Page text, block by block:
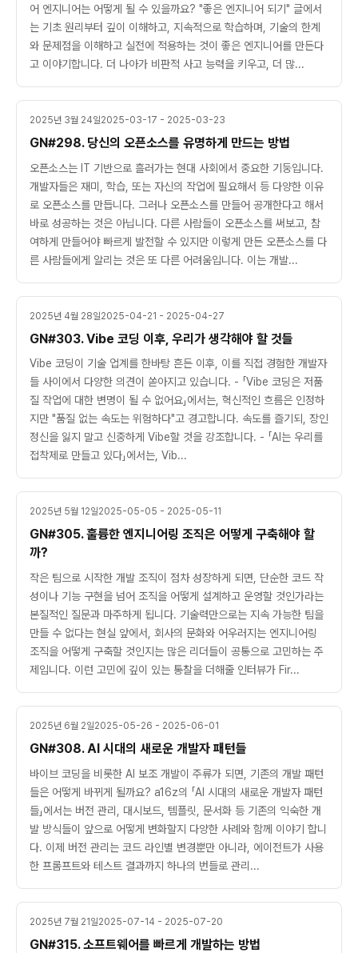
어 엔지니어는 어떻게 될 수 있을까요? "좋은 엔지니어 되기" 글에서
는 기초 원리부터 깊이 이해하고, 지속적으로 학습하며, 기술의 한계
와 문제점을 이해하고 실전에 적용하는 것이 좋은 엔지니어를 만든다
고 이야기합니다. 더 나아가 비판적 사고 능력을 키우고, 더 많...
2025년 3월 24일2025-03-17 - 2025-03-23
GN#298. 당신의 오픈소스를 유명하게 만드는 방법
오픈소스는 IT 기반으로 흘러가는 현대 사회에서 중요한 기둥입니다.
개발자들은 재미, 학습, 또는 자신의 작업에 필요해서 등 다양한 이유
로 오픈소스를 만듭니다. 그러나 오픈소스를 만들어 공개한다고 해서
바로 성공하는 것은 아닙니다. 다른 사람들이 오픈소스를 써보고, 참
여하게 만들어야 빠르게 발전할 수 있지만 이렇게 만든 오픈소스를 다
른 사람들에게 알리는 것은 또 다른 어려움입니다. 이는 개발...
2025년 4월 28일2025-04-21 - 2025-04-27
GN#303. Vibe 코딩 이후, 우리가 생각해야 할 것들
Vibe 코딩이 기술 업계를 한바탕 흔든 이후, 이를 직접 경험한 개발자
들 사이에서 다양한 의견이 쏟아지고 있습니다. - 「Vibe 코딩은 저품
질 작업에 대한 변명이 될 수 없어요」에서는, 혁신적인 흐름은 인정하
지만 "품질 없는 속도는 위험하다"고 경고합니다. 속도를 즐기되, 장인
정신을 잃지 말고 신중하게 Vibe할 것을 강조합니다. - 「AI는 우리를
접착제로 만들고 있다」에서는, Vib...
2025년 5월 12일2025-05-05 - 2025-05-11
GN#305. 훌륭한 엔지니어링 조직은 어떻게 구축해야 할
까?
작은 팀으로 시작한 개발 조직이 점차 성장하게 되면, 단순한 코드 작
성이나 기능 구현을 넘어 조직을 어떻게 설계하고 운영할 것인가라는
본질적인 질문과 마주하게 됩니다. 기술력만으로는 지속 가능한 팀을
만들 수 없다는 현실 앞에서, 회사의 문화와 어우러지는 엔지니어링
조직을 어떻게 구축할 것인지는 많은 리더들이 공통으로 고민하는 주
제입니다. 이런 고민에 깊이 있는 통찰을 더해줄 인터뷰가 Fir...
2025년 6월 2일2025-05-26 - 2025-06-01
GN#308. AI 시대의 새로운 개발자 패턴들
바이브 코딩을 비롯한 AI 보조 개발이 주류가 되면, 기존의 개발 패턴
들은 어떻게 바뀌게 될까요? a16z의 「AI 시대의 새로운 개발자 패턴
들」에서는 버전 관리, 대시보드, 템플릿, 문서화 등 기존의 익숙한 개
발 방식들이 앞으로 어떻게 변화할지 다양한 사례와 함께 이야기 합니
다. 이제 버전 관리는 코드 라인별 변경뿐만 아니라, 에이전트가 사용
한 프롬프트와 테스트 결과까지 하나의 번들로 관리...
2025년 7월 21일2025-07-14 - 2025-07-20
GN#315. 소프트웨어를 빠르게 개발하는 방법